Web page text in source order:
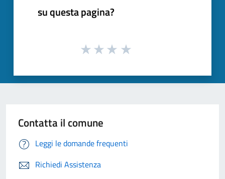
su questa pagina?
Contatta il comune
Leggi le domande frequenti
Richiedi Assistenza